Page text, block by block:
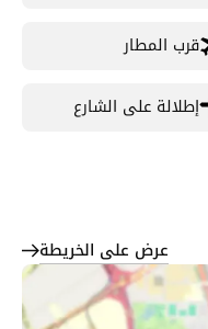
قرب المطار
إطلالة على الشارع
عرض على الخريطة